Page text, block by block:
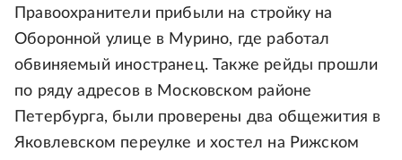
Правоохранители прибыли на стройку на
Оборонной улице в Мурино, где работал
обвиняемый иностранец. Также рейды прошли
по ряду адресов в Московском районе
Петербурга, были проверены два общежития в
Яковлевском переулке и хостел на Рижском